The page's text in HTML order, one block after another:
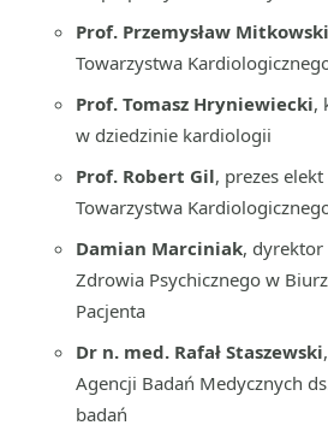
Prof. Przemysław Mitkowski
Towarzystwa
Prof. Tomasz Hryniewiecki,
w dziedzinie kardiologii
Prof. Robert Gil, prezes
Towarzystwa
Damian Marciniak, dyrektor
Zdrowia Psychicznego w
Pacjenta
Dr n. med. Rafał Staszewski
Agencji Badań Medycznych
badań